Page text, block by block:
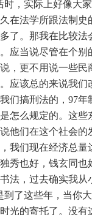
时，实际上好像大
在法学所跟法制
了。那我在比较
应当说尽管在个
，更不用说一些
应该总的来说我
们搞刑法的，97
怎么规定的。这
他们在这个社会
我们现在经济总量
秀也好，钱玄同
法，过去确实我
到了这些年，当你
光的寄托了。没